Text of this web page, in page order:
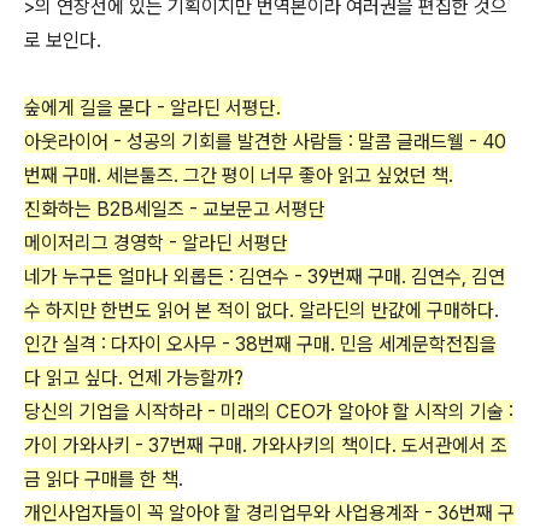
>의 연장선에 있는 기획이지만 번역본이라 여러권을 편집한 것으
로 보인다.
숲에게 길을 묻다 - 알라딘 서평단.
아웃라이어 - 성공의 기회를 발견한 사람들 : 말콤 글래드웰 - 40
번째 구매. 세븐툴즈. 그간 평이 너무 좋아 읽고 싶었던 책.
진화하는 B2B세일즈 - 교보문고 서평단
메이저리그 경영학 - 알라딘 서평단
네가 누구든 얼마나 외롭든 : 김연수 - 39번째 구매. 김연수, 김연
수 하지만 한번도 읽어 본 적이 없다. 알라딘의 반값에 구매하다.
인간 실격 : 다자이 오사무 - 38번째 구매. 민음 세계문학전집을
다 읽고 싶다. 언제 가능할까?
당신의 기업을 시작하라 - 미래의 CEO가 알아야 할 시작의 기술 :
가이 가와사키 - 37번째 구매. 가와사키의 책이다. 도서관에서 조
금 읽다 구매를 한 책.
개인사업자들이 꼭 알아야 할 경리업무와 사업용계좌 - 36번째 구